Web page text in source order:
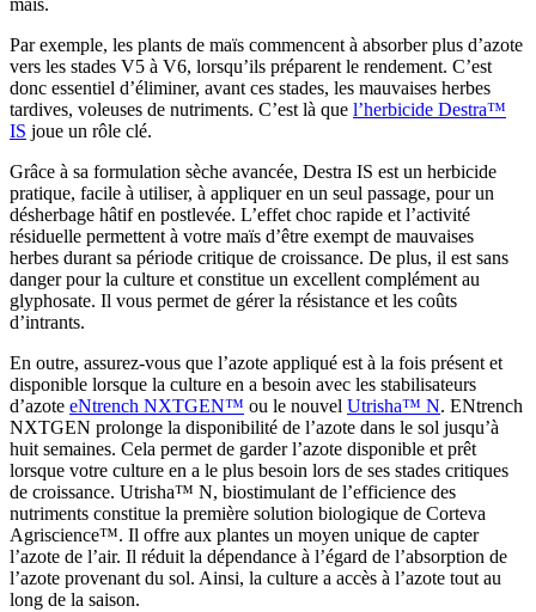
maïs.
Par exemple, les plants de maïs commencent à absorber plus d’azote
vers les stades V5 à V6, lorsqu’ils préparent le rendement. C’est
donc essentiel d’éliminer, avant ces stades, les mauvaises herbes
tardives, voleuses de nutriments. C’est là que l’herbicide Destra™
IS joue un rôle clé.
Grâce à sa formulation sèche avancée, Destra IS est un herbicide
pratique, facile à utiliser, à appliquer en un seul passage, pour un
désherbage hâtif en postlevée. L’effet choc rapide et l’activité
résiduelle permettent à votre maïs d’être exempt de mauvaises
herbes durant sa période critique de croissance. De plus, il est sans
danger pour la culture et constitue un excellent complément au
glyphosate. Il vous permet de gérer la résistance et les coûts
d’intrants.
En outre, assurez-vous que l’azote appliqué est à la fois présent et
disponible lorsque la culture en a besoin avec les stabilisateurs
d’azote eNtrench NXTGEN™ ou le nouvel Utrisha™ N. ENtrench
NXTGEN prolonge la disponibilité de l’azote dans le sol jusqu’à
huit semaines. Cela permet de garder l’azote disponible et prêt
lorsque votre culture en a le plus besoin lors de ses stades critiques
de croissance. Utrisha™ N, biostimulant de l’efficience des
nutriments constitue la première solution biologique de Corteva
Agriscience™. Il offre aux plantes un moyen unique de capter
l’azote de l’air. Il réduit la dépendance à l’égard de l’absorption de
l’azote provenant du sol. Ainsi, la culture a accès à l’azote tout au
long de la saison.